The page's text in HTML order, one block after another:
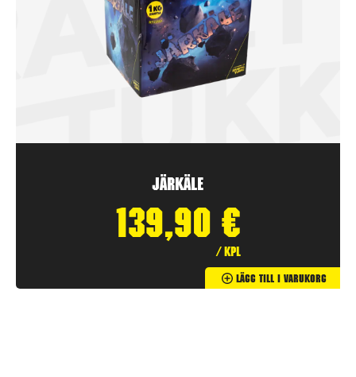
Järkäle
139,90 €
/ kpl
Lägg Till I Varukorg